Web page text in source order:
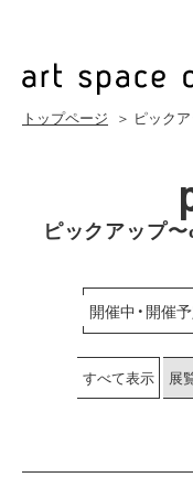
トップページ ＞ ピック
ピックアップ
開催中・開催
すべて表示 展